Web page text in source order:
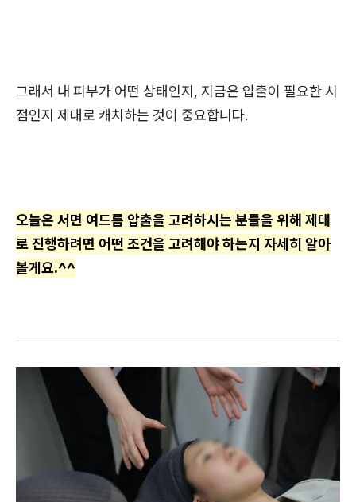
그래서 내 피부가 어떤 상태인지, 지금은 압출이 필요한 시
점인지 제대로 캐치하는 것이 중요합니다.
오늘은 서면 여드름 압출을 고려하시는 분들을 위해 제대
로 진행하려면 어떤 조건을 고려해야 하는지 자세히 알아
볼게요.^^